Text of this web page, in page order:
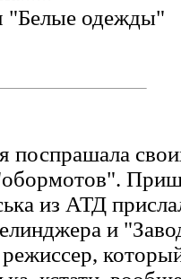
"Белые одежды"
поспрашала
из АТД
и